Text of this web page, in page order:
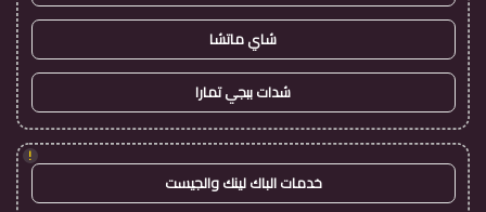
شاي ماتشا
شدات ببجي تمارا
!
خدمات الباك لينك والجيست